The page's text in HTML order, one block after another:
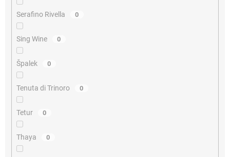
Serafino Rivella 0
Sing Wine 0
Špalek 0
Tenuta di Trinoro 0
Tetur 0
Thaya 0